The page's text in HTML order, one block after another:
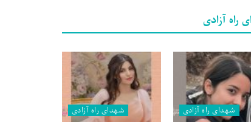
راه آزادی
شهدای راه آزادی
شهدای راه آزادی